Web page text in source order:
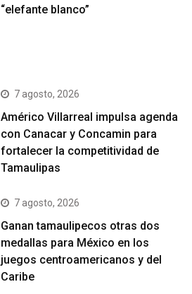
“elefante blanco”
7 agosto, 2026
Américo Villarreal impulsa agenda
con Canacar y Concamin para
fortalecer la competitividad de
Tamaulipas
7 agosto, 2026
Ganan tamaulipecos otras dos
medallas para México en los
juegos centroamericanos y del
Caribe